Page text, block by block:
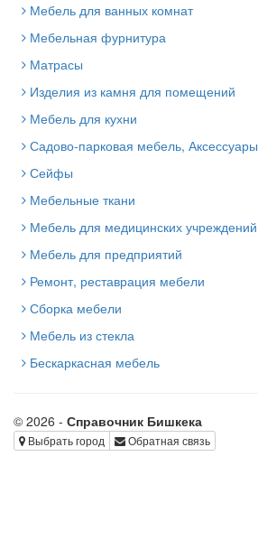
Мебель для ванных комнат
Мебельная фурнитура
Матрасы
Изделия из камня для помещений
Мебель для кухни
Садово-парковая мебель, Аксессуары
Сейфы
Мебельные ткани
Мебель для медицинских учреждений
Мебель для предприятий
Ремонт, реставрация мебели
Сборка мебели
Мебель из стекла
Бескаркасная мебель
© 2026 - Справочник Бишкека
Выбрать город Обратная связь